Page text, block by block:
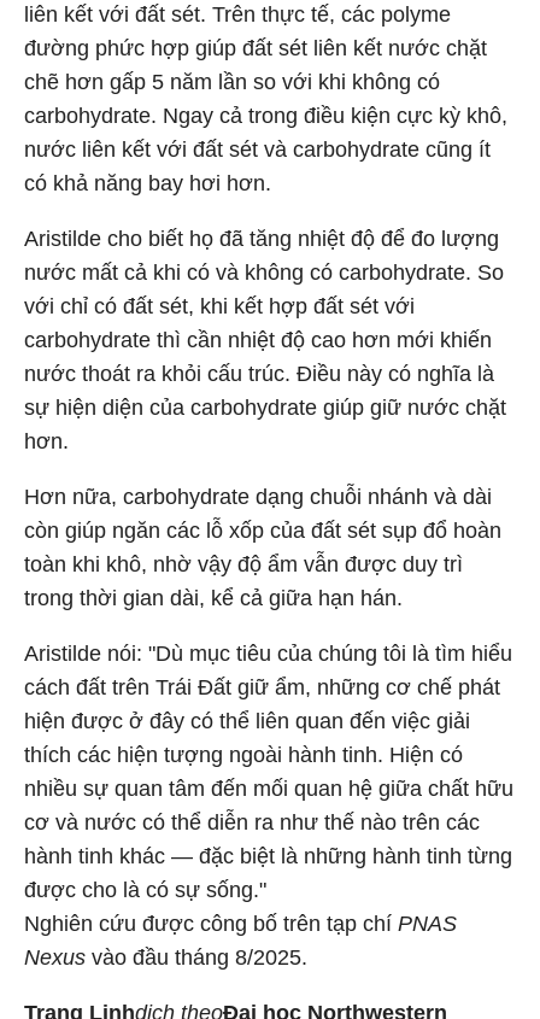
liên kết với đất sét. Trên thực tế, các polyme
đường phức hợp giúp đất sét liên kết nước chặt
chẽ hơn gấp 5 năm lần so với khi không có
carbohydrate. Ngay cả trong điều kiện cực kỳ khô,
nước liên kết với đất sét và carbohydrate cũng ít
có khả năng bay hơi hơn.
Aristilde cho biết họ đã tăng nhiệt độ để đo lượng
nước mất cả khi có và không có carbohydrate. So
với chỉ có đất sét, khi kết hợp đất sét với
carbohydrate thì cần nhiệt độ cao hơn mới khiến
nước thoát ra khỏi cấu trúc. Điều này có nghĩa là
sự hiện diện của carbohydrate giúp giữ nước chặt
hơn.
Hơn nữa, carbohydrate dạng chuỗi nhánh và dài
còn giúp ngăn các lỗ xốp của đất sét sụp đổ hoàn
toàn khi khô, nhờ vậy độ ẩm vẫn được duy trì
trong thời gian dài, kể cả giữa hạn hán.
Aristilde nói: "Dù mục tiêu của chúng tôi là tìm hiểu
cách đất trên Trái Đất giữ ẩm, những cơ chế phát
hiện được ở đây có thể liên quan đến việc giải
thích các hiện tượng ngoài hành tinh. Hiện có
nhiều sự quan tâm đến mối quan hệ giữa chất hữu
cơ và nước có thể diễn ra như thế nào trên các
hành tinh khác — đặc biệt là những hành tinh từng
được cho là có sự sống."
Nghiên cứu được công bố trên tạp chí PNAS
Nexus vào đầu tháng 8/2025.
Trang Linhdịch theoĐại học Northwestern